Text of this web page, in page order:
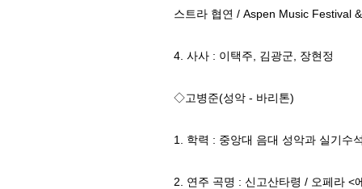
스트라 협연 / Aspen Music Festival
4. 사사 : 이택주, 김광군, 장현정
◇고병준(성악 - 바리톤)
1. 학력 : 중앙대 음대 성악과 실기수
2. 연주 곡명 : 신고산타령 / 오페라 <